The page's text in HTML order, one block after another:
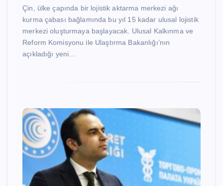
Çin, ülke çapında bir lojistik aktarma merkezi ağı
kurma çabası bağlamında bu yıl 15 kadar ulusal lojistik
merkezi oluşturmaya başlayacak. Ulusal Kalkınma ve
Reform Komisyonu ile Ulaştırma Bakanlığı’nın
açıkladığı yeni…